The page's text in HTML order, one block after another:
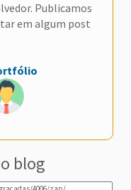
Publicamos
em algum post
blog